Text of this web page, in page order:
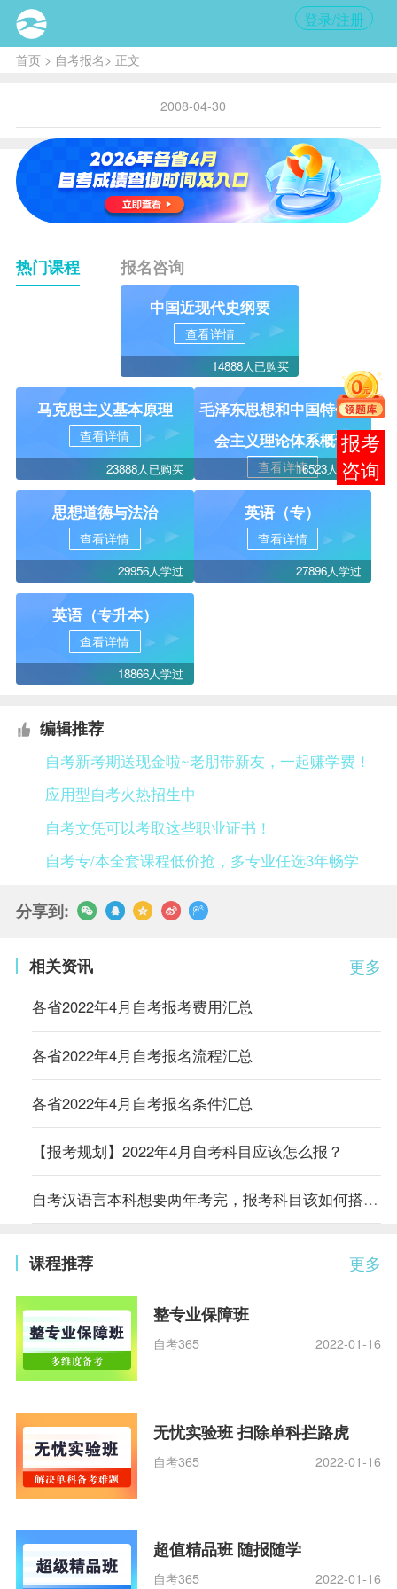
登录/注册
首页> 自考报名> 正文
2008-04-30
热门课程 报名咨询
中国近现代史纲要
查看详情
14888人已购买
马克思主义基本原理
查看详情
23888人已购买
毛泽东思想和中国特色社
会主义理论体系概论
查看详情16523人学过
思想道德与法治
查看详情
29956人学过
英语（专）
查看详情
27896人学过
英语（专升本）
查看详情
18866人学过
编辑推荐
自考新考期送现金啦~老朋带新友，一起赚学费！
应用型自考火热招生中
自考文凭可以考取这些职业证书！
自考专/本全套课程低价抢，多专业任选3年畅学
分享到:
更多
相关资讯
各省2022年4月自考报考费用汇总
各省2022年4月自考报名流程汇总
各省2022年4月自考报名条件汇总
【报考规划】2022年4月自考科目应该怎么报？
自考汉语言本科想要两年考完，报考科目该如何搭配？
更多
课程推荐
整专业保障班
自考365 2022-01-16
无忧实验班 扫除单科拦路虎
自考365 2022-01-16
超值精品班 随报随学
自考365 2022-01-16
在线
客服